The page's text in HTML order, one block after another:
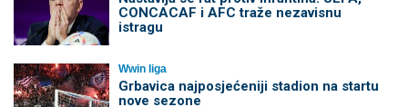
CONCACAF i AFC traže nezavisnu
istragu
Wwin liga
Grbavica najposjećeniji stadion na startu
nove sezone